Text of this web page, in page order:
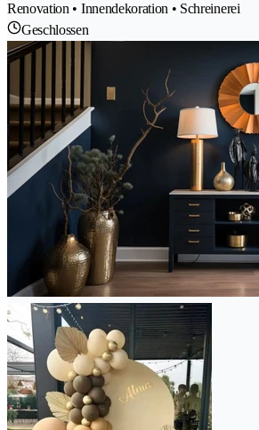
Renovation • Innendekoration • Schreinerei
Geschlossen